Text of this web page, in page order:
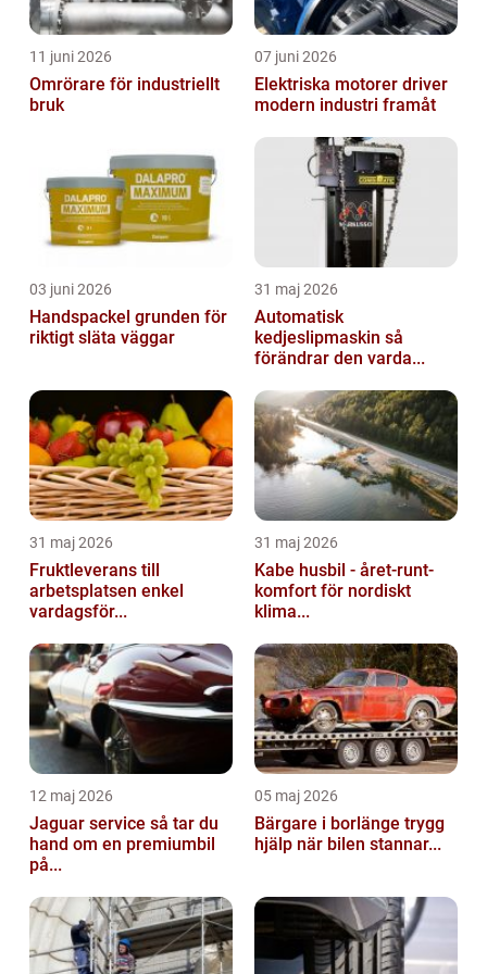
11 juni 2026
Omrörare för industriellt
bruk
07 juni 2026
Elektriska motorer driver
modern industri framåt
03 juni 2026
Handspackel grunden för
riktigt släta väggar
31 maj 2026
Automatisk
kedjeslipmaskin så
förändrar den varda...
31 maj 2026
Fruktleverans till
arbetsplatsen enkel
vardagsför...
31 maj 2026
Kabe husbil - året-runt-
komfort för nordiskt
klima...
12 maj 2026
Jaguar service så tar du
hand om en premiumbil
på...
05 maj 2026
Bärgare i borlänge trygg
hjälp när bilen stannar...